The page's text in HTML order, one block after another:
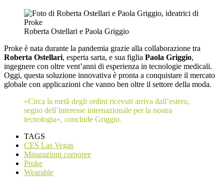
Roberta Ostellari e Paola Griggio
Proke è nata durante la pandemia grazie alla collaborazione tra
Roberta Ostellari, esperta sarta, e sua figlia Paola Griggio,
ingegnere con oltre vent’anni di esperienza in tecnologie medicali.
Oggi, questa soluzione innovativa è pronta a conquistare il mercato
globale con applicazioni che vanno ben oltre il settore della moda.
«Circa la metà degli ordini ricevuti arriva dall’estero,
segno dell’interesse internazionale per la nostra
tecnologia», conclude Griggio.
TAGS
CES Las Vegas
Misurazioni corporee
Proke
Wearable